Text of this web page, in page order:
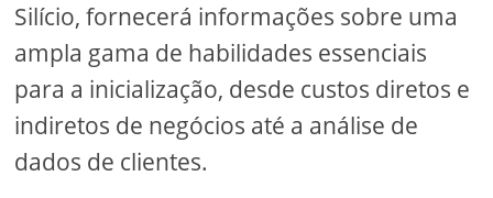
Silício, fornecerá informações sobre uma
ampla gama de habilidades essenciais
para a inicialização, desde custos diretos e
indiretos de negócios até a análise de
dados de clientes.